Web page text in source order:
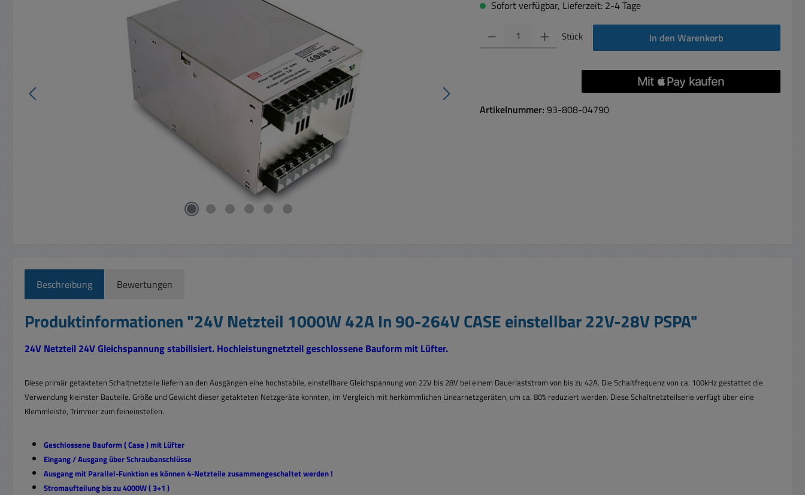
Sofort verfügbar, Lieferzeit: 2-4 Tage
Produkt Anzahl: Gib den gewünschten Wert ein oder benutze die Schaltflächen um die
Stück In den Warenkorb
Artikelnummer: 93-808-04790
Beschreibung Bewertungen
Produktinformationen "24V Netzteil 1000W 42A In 90-264V CASE einstellbar 22V-28V PSPA"
24V Netzteil 24V Gleichspannung stabilisiert. Hochleistungnetzteil geschlossene Bauform mit Lüfter.
Diese primär getakteten Schaltnetzteile liefern an den Ausgängen eine hochstabile, einstellbare Gleichspannung von 22V bis 28V bei einem Dauerlaststrom von bis zu 42A. Die Schaltfrequenz von ca. 100kHz gestattet die
Verwendung kleinster Bauteile. Größe und Gewicht dieser getakteten Netzgeräte konnten, im Vergleich mit herkömmlichen Linearnetzgeräten, um ca. 80% reduziert werden. Diese Schaltnetzteilserie verfügt über eine
Klemmleiste, Trimmer zum feineinstellen.
Geschlossene Bauform ( Case ) mit Lüfter
Eingang / Ausgang über Schraubanschlüsse
Ausgang mit Parallel-Funktion es können 4-Netzteile zusammengeschaltet werden !
Stromaufteilung bis zu 4000W ( 3+1 )